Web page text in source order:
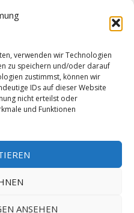
verwenden wir Technologien
zu speichern und/oder darauf
zustimmst, können wir
IDs auf dieser Website
nicht erteilst oder
und Funktionen
ANSEHEN